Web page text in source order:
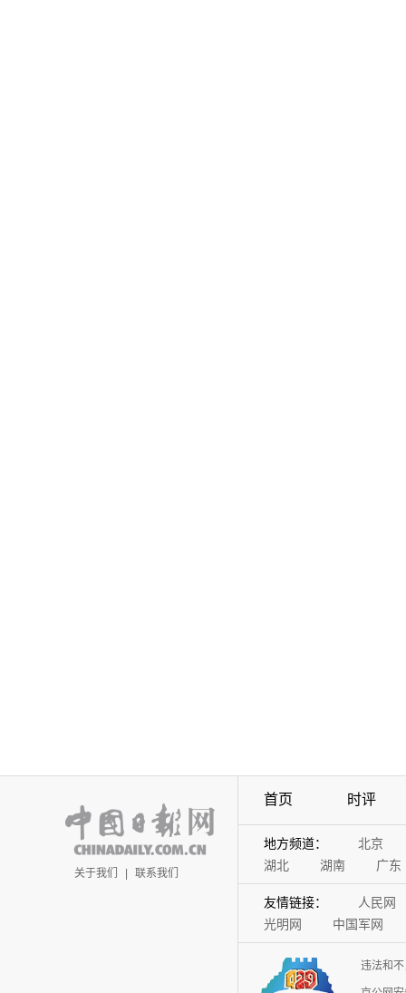
关于我们 | 联系我们
首页 时评
地方频道： 北京
湖北
湖南 广东
友情链接： 人民网
光明网
中国军网
违法和